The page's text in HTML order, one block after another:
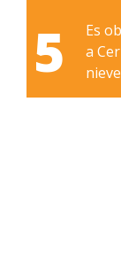
5
Es
a
nieve